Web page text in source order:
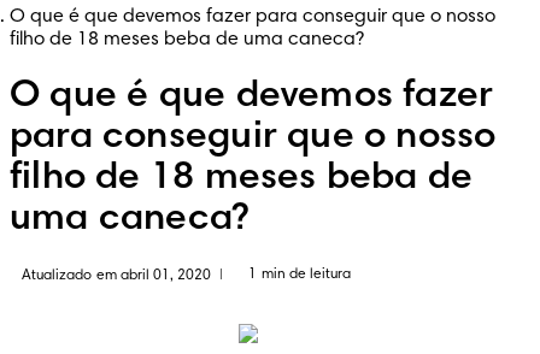
O que é que devemos fazer para conseguir que o nosso
filho de 18 meses beba de uma caneca?
O que é que devemos fazer
para conseguir que o nosso
filho de 18 meses beba de
uma caneca?
Atualizado em abril 01, 2020 1 min de leitura